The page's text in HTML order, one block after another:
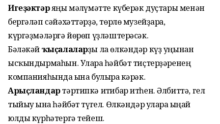
Игеҙәктәряңы мәғлүмәтте күберәк дуҫтары менән
бергәләп сәйәхәттәрҙә, төрлө музейҙарға,
күргәҙмәләргә йөрөп үҙләштерәсәк.
Бәләкәйҡыҫалаларҙы ла өлкәндәр күҙ уңынан
ысҡындырмаһын. Уларға һәйбәт тиҫтерҙәренең
компанияһында ғына булырға кәрәк.
Арыҫландартәртипкә иғтибар итһен. Әлбиттә, гел
тыйыу ғына һәйбәт түгел. Өлкәндәр уларға ыңғай
юлды күр­һәтергә тейеш.